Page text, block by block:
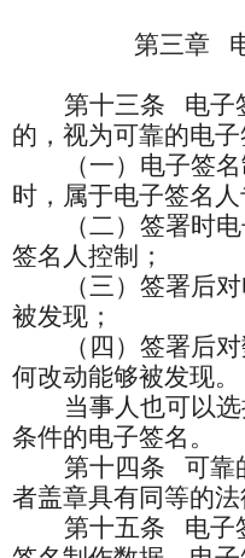
第三章
第十三条
电子
的，视为可靠的电子
（一）电子签
时，属于电子签名人
（二）签署时
签名人控制；
（三）签署后
被发现；
（四）签署后
何改动能够被发现。
当事人也可以
条件的电子签名。
第十四条
可靠
者盖章具有同等的法
第十五条
电子